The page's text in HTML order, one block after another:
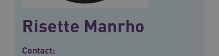
Risette Manrho
Contact: